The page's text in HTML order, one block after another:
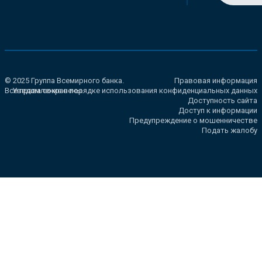
© 2025 Группа Всемирного банка.
Все права сохранены.
Правовая информация
Уведомление о порядке использования конфиденциальных данных
Доступность сайта
Доступ к информации
Предупреждение о мошенничестве
Подать жалобу